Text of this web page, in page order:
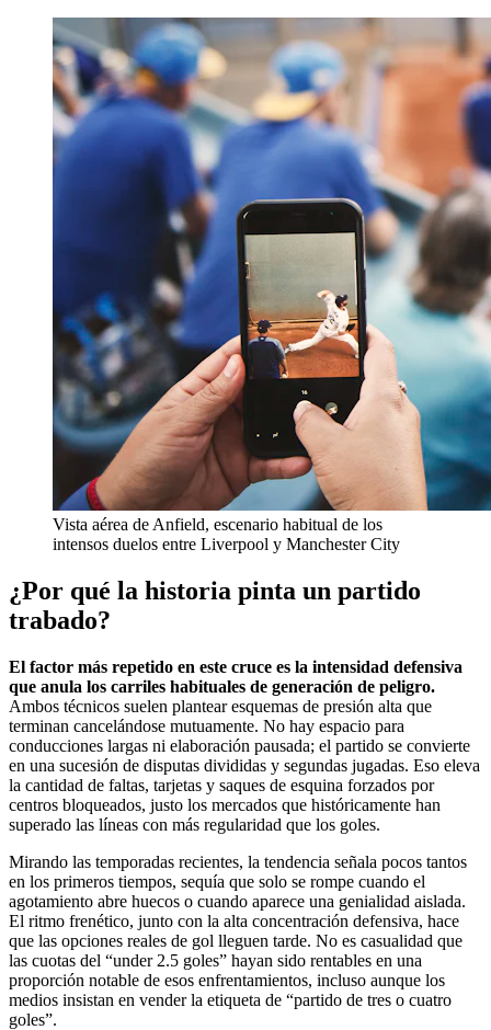
Vista aérea de Anfield, escenario habitual de los
intensos duelos entre Liverpool y Manchester City
¿Por qué la historia pinta un partido
trabado?
El factor más repetido en este cruce es la intensidad defensiva
que anula los carriles habituales de generación de peligro.
Ambos técnicos suelen plantear esquemas de presión alta que
terminan cancelándose mutuamente. No hay espacio para
conducciones largas ni elaboración pausada; el partido se convierte
en una sucesión de disputas divididas y segundas jugadas. Eso eleva
la cantidad de faltas, tarjetas y saques de esquina forzados por
centros bloqueados, justo los mercados que históricamente han
superado las líneas con más regularidad que los goles.
Mirando las temporadas recientes, la tendencia señala pocos tantos
en los primeros tiempos, sequía que solo se rompe cuando el
agotamiento abre huecos o cuando aparece una genialidad aislada.
El ritmo frenético, junto con la alta concentración defensiva, hace
que las opciones reales de gol lleguen tarde. No es casualidad que
las cuotas del “under 2.5 goles” hayan sido rentables en una
proporción notable de esos enfrentamientos, incluso aunque los
medios insistan en vender la etiqueta de “partido de tres o cuatro
goles”.